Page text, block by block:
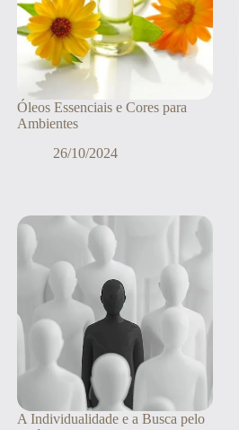
Óleos Essenciais e Cores para
Ambientes
26/10/2024
A Individualidade e a Busca pelo